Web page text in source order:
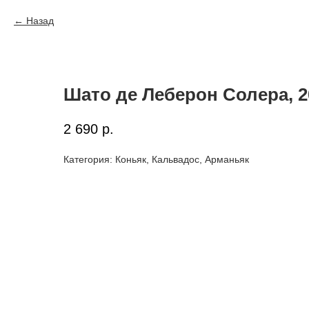
Назад
Шато де Леберон Солера,
2 690 р.
Категория: Коньяк, Кальвадос, Арманьяк